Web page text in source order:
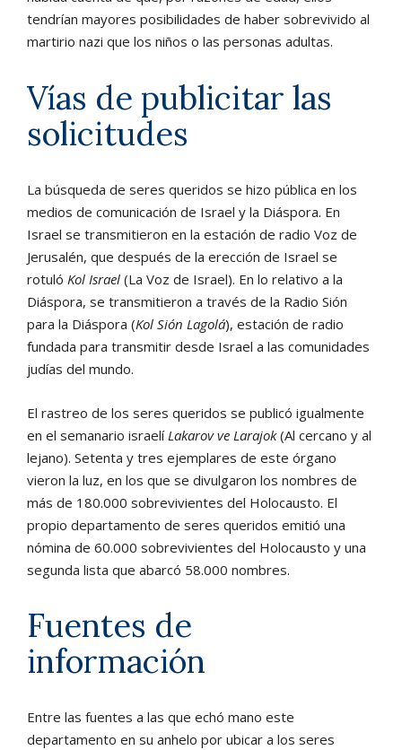
tendrían mayores posibilidades de haber sobrevivido al
martirio nazi que los niños o las personas adultas.
Vías de publicitar las
solicitudes
La búsqueda de seres queridos se hizo pública en los
medios de comunicación de Israel y la Diáspora. En
Israel se transmitieron en la estación de radio Voz de
Jerusalén, que después de la erección de Israel se
rotuló Kol Israel (La Voz de Israel). En lo relativo a la
Diáspora, se transmitieron a través de la Radio Sión
para la Diáspora (Kol Sión Lagolá), estación de radio
fundada para transmitir desde Israel a las comunidades
judías del mundo.
El rastreo de los seres queridos se publicó igualmente
en el semanario israelí Lakarov ve Larajok(Al cercano y al
lejano). Setenta y tres ejemplares de este órgano
vieron la luz, en los que se divulgaron los nombres de
más de 180.000 sobrevivientes del Holocausto. El
propio departamento de seres queridos emitió una
nómina de 60.000 sobrevivientes del Holocausto y una
segunda lista que abarcó 58.000 nombres.
Fuentes de
información
Entre las fuentes a las que echó mano este
departamento en su anhelo por ubicar a los seres